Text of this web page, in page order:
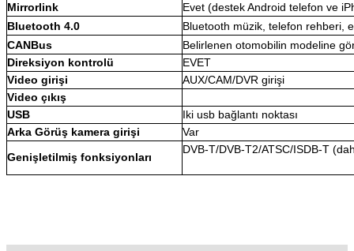
Mirrorlink
Evet (destek Android telefon ve
Bluetooth 4.0
Bluetooth müzik, telefon rehberi,
CANBus
Belirlenen otomobilin modeline
Direksiyon kontrolü
EVET
Video girişi
AUX/CAM/DVR girişi
Video çıkış
USB
Iki usb bağlantı noktası
Arka Görüş kamera girişi
Var
Genişletilmiş fonksiyonları
DVB-T/DVB-T2/ATSC/ISDB-T